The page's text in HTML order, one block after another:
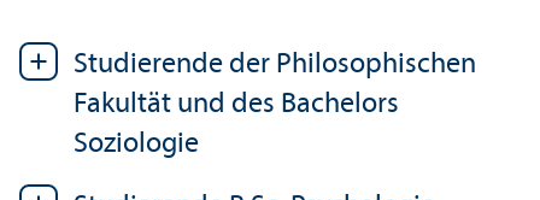
Studierende der Philosophischen
Fakultät und des Bachelors
Soziologie